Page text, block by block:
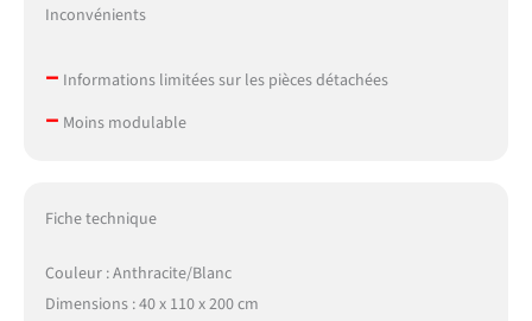
Inconvénients
– Informations limitées sur les pièces détachées
– Moins modulable
Fiche technique
Couleur : Anthracite/Blanc
Dimensions : 40 x 110 x 200 cm